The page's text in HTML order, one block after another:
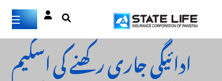
ادائیگی جاری رکھنے کی اسکیم